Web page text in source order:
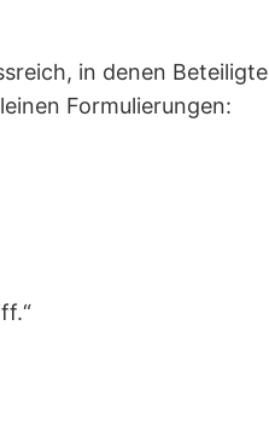
in denen Beteiligte
Formulierungen: